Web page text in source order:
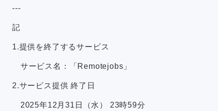
---
記
1.提供を終了するサービス
サービス名：「Remotejobs」
2.サービス提供 終了日
2025年12月31日（水） 23時59分